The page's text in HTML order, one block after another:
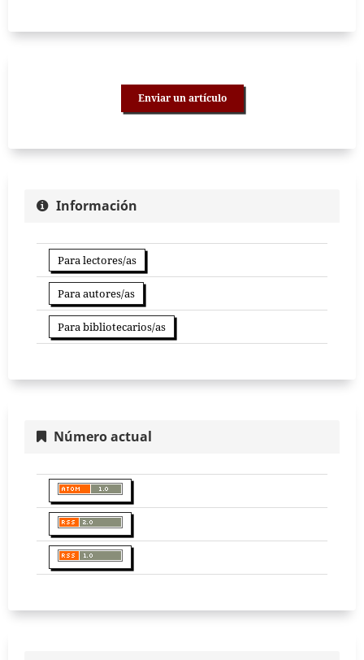
Enviar un artículo
Información
Para lectores/as
Para autores/as
Para bibliotecarios/as
Número actual